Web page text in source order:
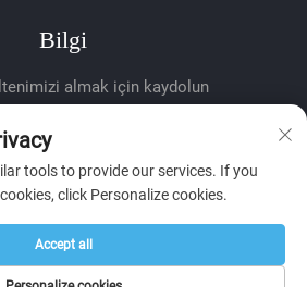
Bilgi
almak için kaydolun
Gönder
tools to provide our services. If you
click Personalize cookies.
Accept all